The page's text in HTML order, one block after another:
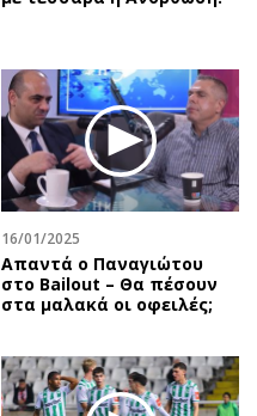
16/01/2025
Απαντά ο Παναγιώτου
στο Bailout – Θα πέσουν
στα μαλακά οι οφειλές;